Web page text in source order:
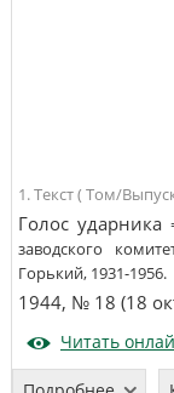
1. Текст ( Том/
Голос ударника
заводского
Горький,1931-1956.
1944, № 18 (18
Читать